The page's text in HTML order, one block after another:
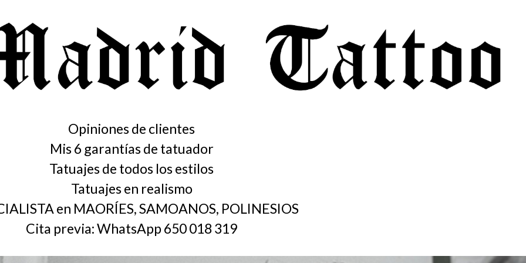
Opiniones de clientes
Mis 6 garantías de tatuador
Tatuajes de todos los estilos
Tatuajes en realismo
en MAORÍES, SAMOANOS, POLINESIOS
Cita previa: WhatsApp 650 018 319